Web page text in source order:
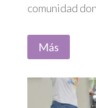
comunidad
Más